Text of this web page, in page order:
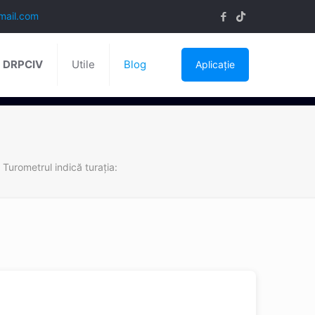
Utile Blog Aplicație
Turometrul indică turaţia: